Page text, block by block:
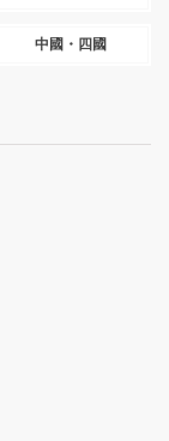
中國・四國